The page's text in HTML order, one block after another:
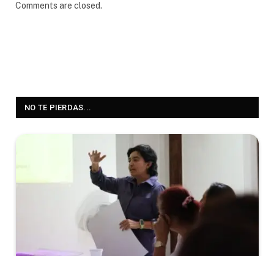
Comments are closed.
NO TE PIERDAS...